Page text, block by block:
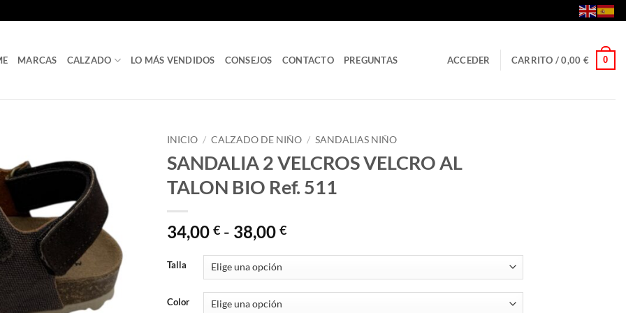
MARCAS CALZADO LO MÁS VENDIDOS CONSEJOS CONTACTO PREGUNTAS ACCEDER CARRITO /0,00 € 0
INICIO / CALZADO DE NIÑO / SANDALIAS NIÑO
SANDALIA 2 VELCROS VELCRO AL
TALON BIO Ref. 511
34,00 € - 38,00 €Rango
desde
34,00 €
Talla
Color